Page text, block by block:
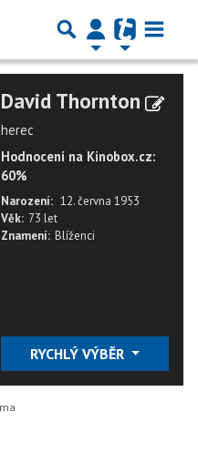
David Thornton
herec
Hodnocení na Kinobox.cz:
60%
Narození: 12. června 1953
Věk: 73 let
Znamení: Blíženci
RYCHLÝ VÝBĚR